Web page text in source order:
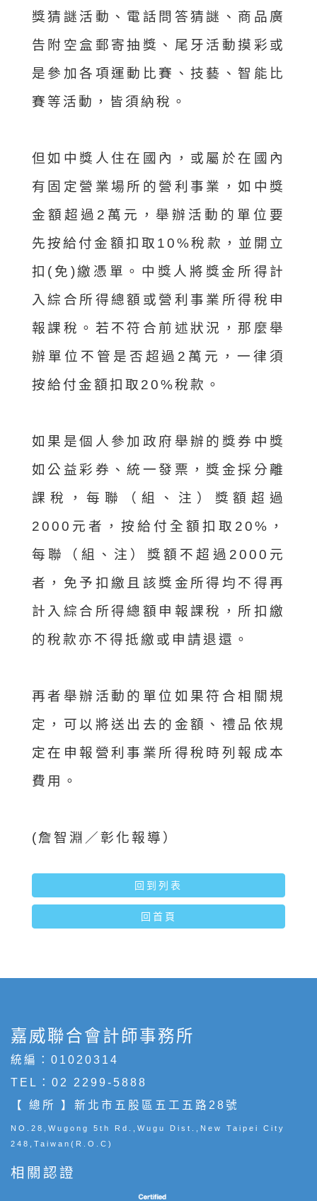
獎猜謎活動、電話問答猜謎、商品廣
告附空盒郵寄抽獎、尾牙活動摸彩或
是參加各項運動比賽、技藝、智能比
賽等活動，皆須納稅。
但如中獎人住在國內，或屬於在國內
有固定營業場所的營利事業，如中獎
金額超過2萬元，舉辦活動的單位要
先按給付金額扣取10%稅款，並開立
扣(免)繳憑單。中獎人將獎金所得計
入綜合所得總額或營利事業所得稅申
報課稅。若不符合前述狀況，那麼舉
辦單位不管是否超過2萬元，一律須
按給付金額扣取20%稅款。
如果是個人參加政府舉辦的獎券中獎
如公益彩券、統一發票，獎金採分離
課稅，每聯（組、注）獎額超過
2000元者，按給付全額扣取20%，
每聯（組、注）獎額不超過2000元
者，免予扣繳且該獎金所得均不得再
計入綜合所得總額申報課稅，所扣繳
的稅款亦不得抵繳或申請退還。
再者舉辦活動的單位如果符合相關規
定，可以將送出去的金額、禮品依規
定在申報營利事業所得稅時列報成本
費用。
(詹智淵／彰化報導）
回到列表
回首頁
嘉威聯合會計師事務所
統編：01020314
TEL： 02 2299-5888
【 總所 】新北市五股區五工五路28號
NO.28,Wugong 5th Rd.,Wugu Dist.,New Taipei City
248,Taiwan(R.O.C)
相關認證